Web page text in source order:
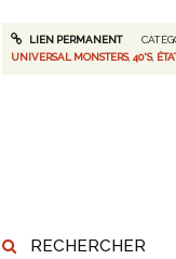
LIEN PERMANENT
UNIVERSAL MONSTERS,40'S,
RECHERCHER